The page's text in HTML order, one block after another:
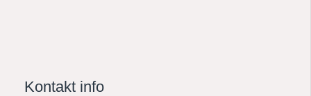
Kontakt info